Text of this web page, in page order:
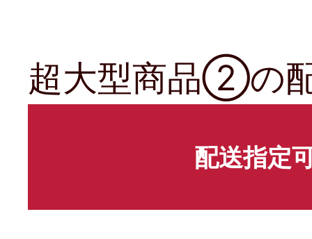
超大型商品②の
配送指定